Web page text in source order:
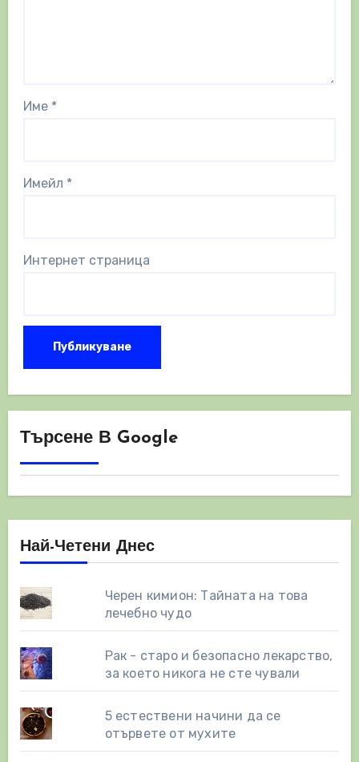
Име *
Имейл *
Интернет страница
Търсене В Google
Най-Четени Днес
Черен кимион: Тайната на това
лечебно чудо
Рак - старо и безопасно лекарство,
за което никога не сте чували
5 естествени начини да се
отървете от мухите